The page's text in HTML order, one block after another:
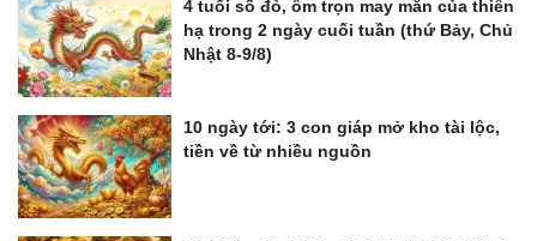
4 tuổi số đỏ, ôm trọn may mắn của thiên
hạ trong 2 ngày cuối tuần (thứ Bảy, Chủ
Nhật 8-9/8)
10 ngày tới: 3 con giáp mở kho tài lộc,
tiền về từ nhiều nguồn